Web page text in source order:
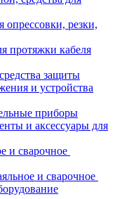
резки,
протяжки кабеля
защиты
и устройства
приборы
и аксессуары для
и сварочное
и сварочное